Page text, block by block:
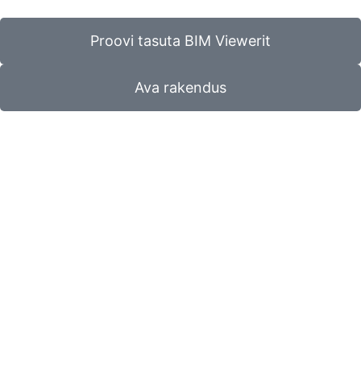
Proovi tasuta BIM Viewerit
Ava rakendus